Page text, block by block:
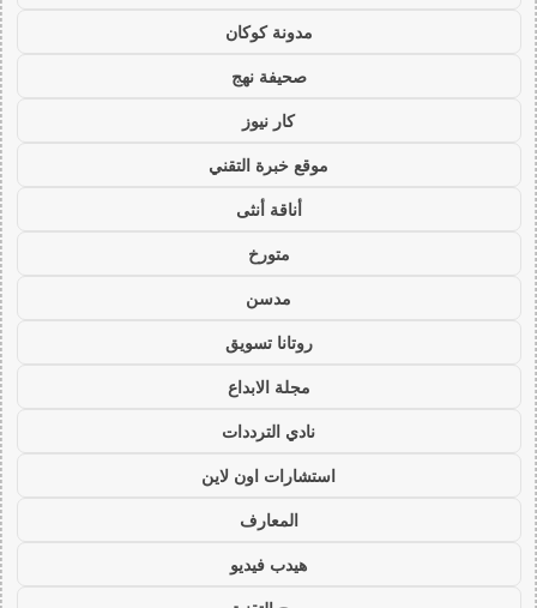
مدونة كوكان
صحيفة نهج
كار نيوز
موقع خبرة التقني
أناقة أنثى
متورخ
مدسن
روتانا تسويق
مجلة الابداع
نادي الترددات
استشارات اون لاين
المعارف
هيدب فيديو